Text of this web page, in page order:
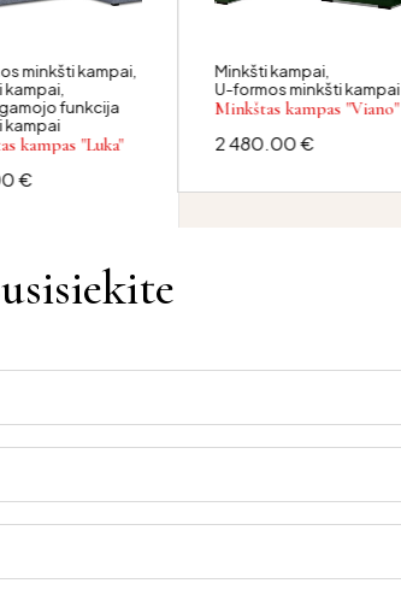
minkšti kampai,
kampai,
funkcija
kampai
kampas "Luka"
€
Minkšti kampai,
U-formos minkšti kampai
Minkštas kampas "Viano"
2 480.00€